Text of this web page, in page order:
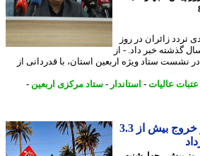
24 درصدی تردد زائران در روز
خبر داد. - از
ستاد ویژه اربعین استان، با قدردانی از
عالیات-استاندار-ستاد مرکزی اربعین -
رییس ستاد اربعین از خروج بیش از 3.3